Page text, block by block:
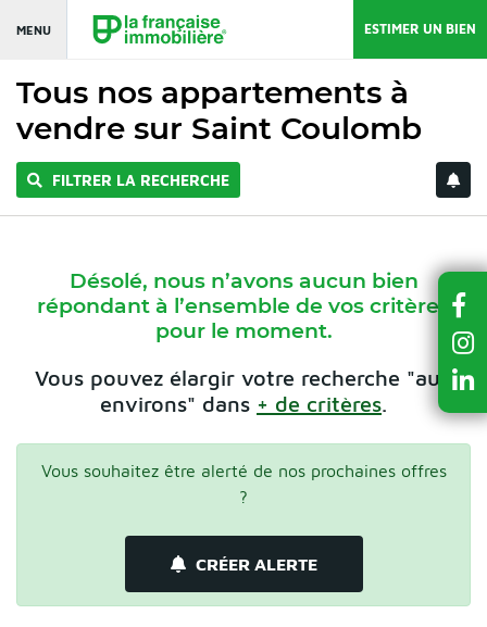
MENU ESTIMER UN BIEN
Tous nos appartements à
vendre sur Saint Coulomb
FILTRER LA RECHERCHE
Désolé, nous n’avons aucun bien
répondant à l’ensemble de vos critères
pour le moment.
Vous pouvez élargir votre recherche "aux
environs" dans + de critères.
Vous souhaitez être alerté de nos prochaines offres
?
CRÉER ALERTE